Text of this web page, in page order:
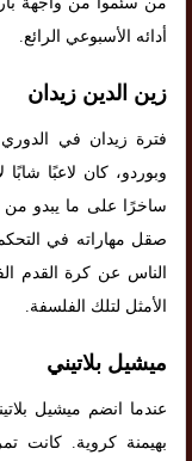
أدائه الأسبوعي الرائع.
زين الدين زيدان
فترة زيدان في
وبوردو، كان لاعبًا
ساخرًا على ما يبدو
صقل مهاراته في التحكم
الناس عن كرة القدم
الأمثل لتلك الفلسفة.
ميشيل بلاتيني
عندما انضم ميشيل
بهيمنة كروية. كانت